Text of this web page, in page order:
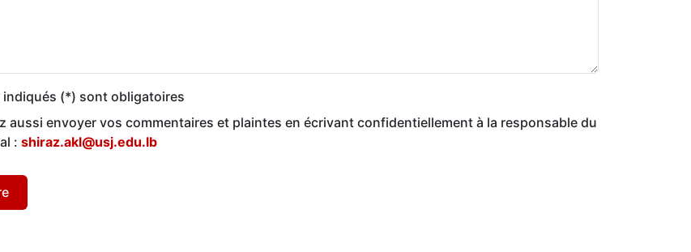
indiqués (*) sont obligatoires
aussi envoyer vos commentaires et plaintes en écrivant confidentiellement à la responsable du
: shiraz.akl@usj.edu.lb